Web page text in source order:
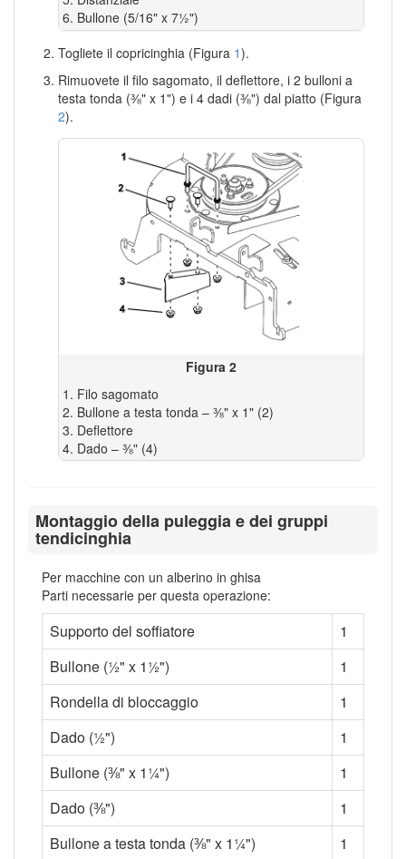
Bullone (5/16" x 7½")
Togliete il copricinghia (Figura 1).
Rimuovete il filo sagomato, il deflettore, i 2 bulloni a
testa tonda (⅜" x 1") e i 4 dadi (⅜") dal piatto (Figura
2).
Figura 2
Filo sagomato
Bullone a testa tonda – ⅜" x 1" (2)
Deflettore
Dado – ⅜" (4)
Montaggio della puleggia e dei gruppi
tendicinghia
Per macchine con un alberino in ghisa
Parti necessarie per questa operazione:
Supporto del soffiatore
1
Bullone (½" x 1½")
1
Rondella di bloccaggio
1
Dado (½")
1
Bullone (⅜" x 1¼")
1
Dado (⅜")
1
Bullone a testa tonda (⅜" x 1¼")
1